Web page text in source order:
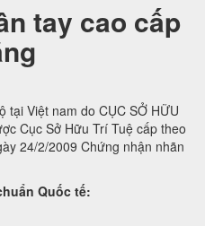
tay cao cấp
tại Việt nam do CỤC SỞ HỮU
Cục Sở Hữu Trí Tuệ cấp theo
24/2/2009 Chứng nhận nhãn
Quốc tế: